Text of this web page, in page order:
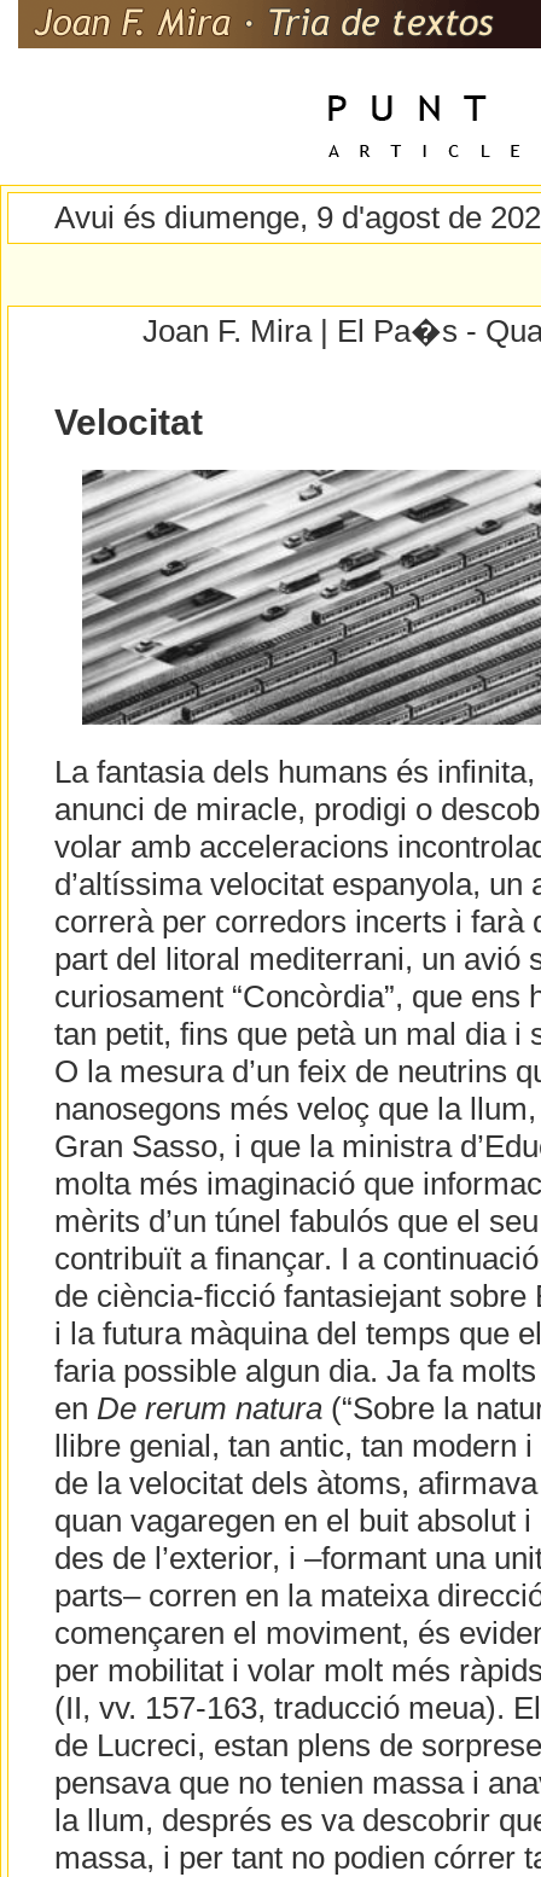
Avui és diumenge, 9 d'agost de
Joan F. Mira | El Pa�s -
Velocitat
La fantasia dels humans és
anunci de miracle, prodigi o
volar amb acceleracions
d’altíssima velocitat espanyola, un
correrà per corredors incerts i farà
part del litoral mediterrani, un avió
curiosament “Concòrdia”, que ens
tan petit, fins que petà un mal dia i
O la mesura d’un feix de neutrins
nanosegons més veloç que la
Gran Sasso, i que la ministra
molta més imaginació que
mèrits d’un túnel fabulós que el
contribuït a finançar. I a
de ciència-ficció fantasiejant sobre
i la futura màquina del temps que
faria possible algun dia. Ja fa
en De rerum natura(“Sobre la
llibre genial, tan antic, tan modern
de la velocitat dels àtoms,
quan vagaregen en el buit absolut
des de l’exterior, i –formant una
parts– corren en la mateixa
començaren el moviment, és
per mobilitat i volar molt més
(II, vv. 157-163, traducció meua).
de Lucreci, estan plens de
pensava que no tenien massa i
la llum, després es va descobrir
massa, i per tant no podien córrer